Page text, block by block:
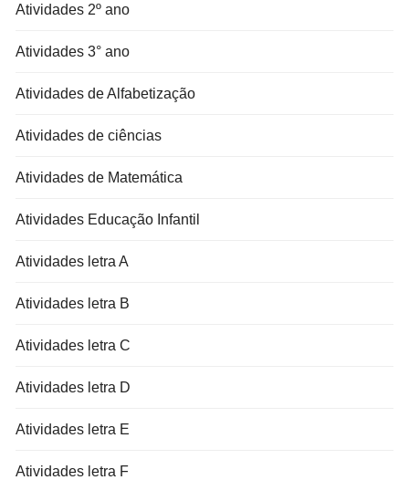
Atividades 2º ano
Atividades 3° ano
Atividades de Alfabetização
Atividades de ciências
Atividades de Matemática
Atividades Educação Infantil
Atividades letra A
Atividades letra B
Atividades letra C
Atividades letra D
Atividades letra E
Atividades letra F